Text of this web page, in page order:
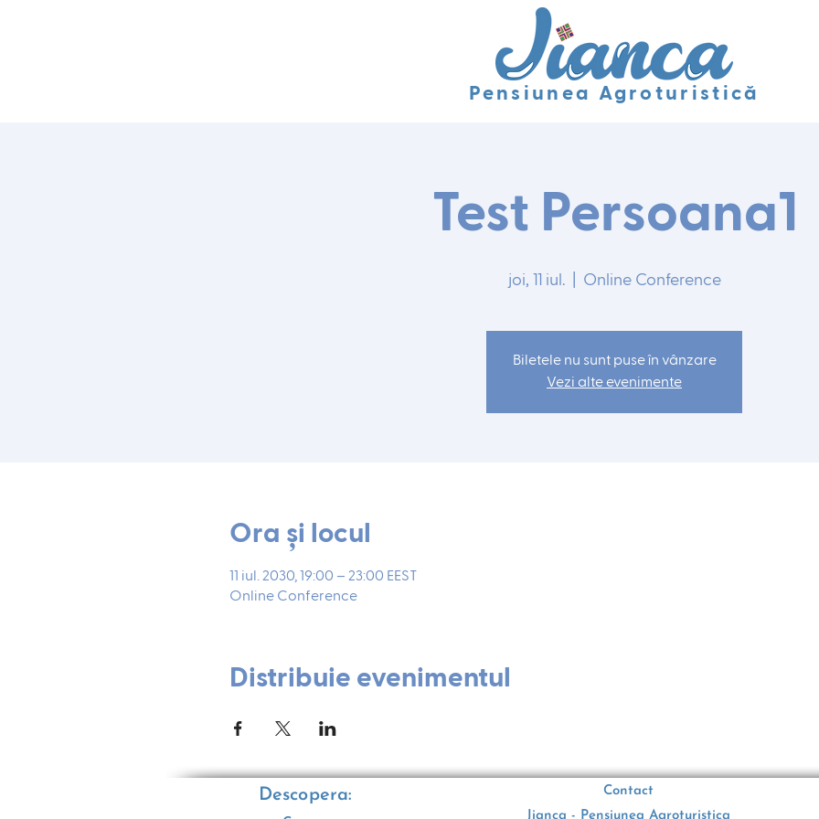
Pensiunea Agroturistică
Test Persoana1
joi, 11 iul.
  |
Online Conference
Biletele nu sunt puse în vânzare
Vezi alte evenimente
Ora și locul
11 iul. 2030, 19:00 – 23:00 EEST
Online Conference
Distribuie evenimentul
Descopera:
Contact
Jianca - Pensiunea Agroturistica